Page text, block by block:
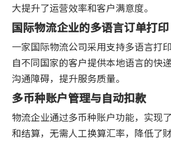
大提升了运营效率和客户满意度。
国际物流企业的多语言订单打印
一家国际物流公司采用支持多语言打
自不同国家的客户提供本地语言的快
沟通障碍，提升服务质量。
多币种账户管理与自动扣款
物流企业通过多币种账户功能，实现
和结算，无需人工换算汇率，降低了